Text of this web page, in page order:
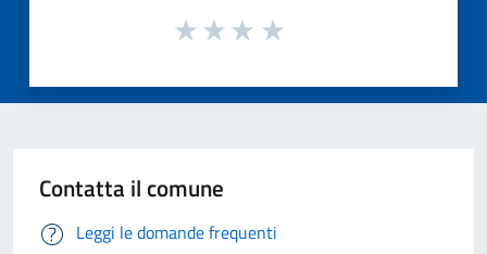
Contatta il comune
Leggi le domande frequenti